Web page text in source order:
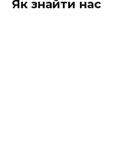
Як знайти нас